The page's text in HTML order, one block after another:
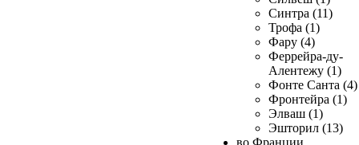
Синтра (11)
Трофа (1)
Фару (4)
Феррейра-ду-
Алентежу (1)
Фонте Санта (4)
Фронтейра (1)
Элваш (1)
Эшторил (13)
во Франции